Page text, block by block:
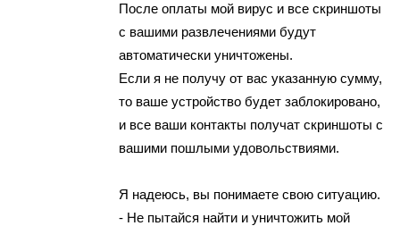
После оплаты мой вирус и все скриншоты
с вашими развлечениями будут
автоматически уничтожены.
Если я не получу от вас указанную сумму,
то ваше устройство будет заблокировано,
и все ваши контакты получат скриншоты с
вашими пошлыми удовольствиями.
Я надеюсь, вы понимаете свою ситуацию.
- Не пытайся найти и уничтожить мой